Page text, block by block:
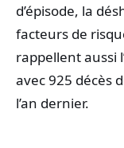
d’épisode, la
facteurs de
rappellent aussi
avec 925 décès
l’an dernier.